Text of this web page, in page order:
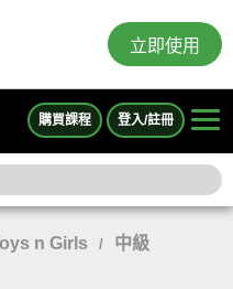
立即使用
購買課程 登入/註冊
n Girls /
中級